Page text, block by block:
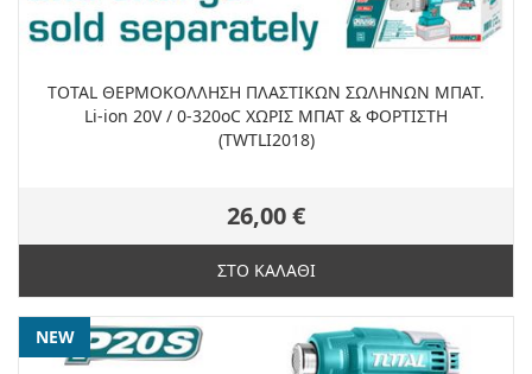
TOTAL ΘΕΡΜΟΚΟΛΛΗΣΗ ΠΛΑΣΤΙΚΩΝ ΣΩΛΗΝΩΝ ΜΠΑΤ.
Li-ion 20V / 0-320oC ΧΩΡΙΣ ΜΠΑΤ & ΦΟΡΤΙΣΤΗ
(TWTLI2018)
26,00 €
ΣΤΟ ΚΑΛΑΘΙ
NEW